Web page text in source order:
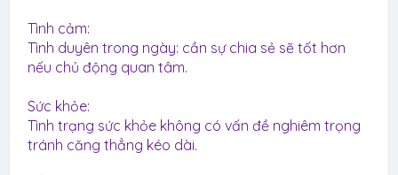
Tình cảm:
Tình duyên trong ngày: cần sự chia sẻ sẽ tốt hơn
nếu chủ động quan tâm.
Sức khỏe:
Tình trạng sức khỏe không có vấn đề nghiêm trọng
tránh căng thẳng kéo dài.